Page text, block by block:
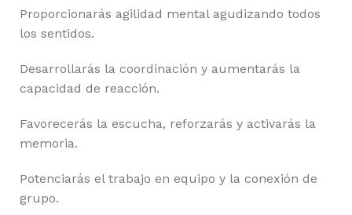
Proporcionarás agilidad mental agudizando todos
los sentidos.
Desarrollarás la coordinación y aumentarás la
capacidad de reacción.
Favorecerás la escucha, reforzarás y activarás la
memoria.
Potenciarás el trabajo en equipo y la conexión de
grupo.